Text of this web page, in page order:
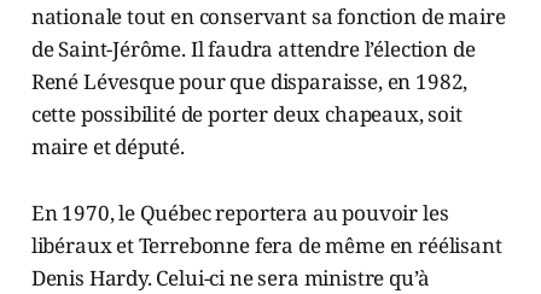
nationale tout en conservant sa fonction de maire
de Saint-Jérôme. Il faudra attendre l’élection de
René Lévesque pour que disparaisse, en 1982,
cette possibilité de porter deux chapeaux, soit
maire et député.
En 1970, le Québec reportera au pouvoir les
libéraux et Terrebonne fera de même en réélisant
Denis Hardy. Celui-ci ne sera ministre qu’à